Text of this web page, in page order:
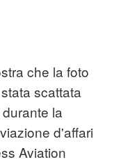
che la foto
scattata
la
d'affari
Aviation